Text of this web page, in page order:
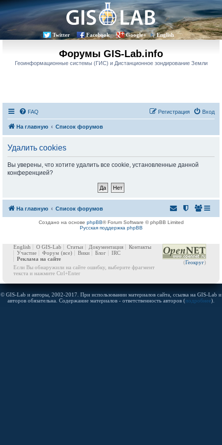
Twitter Facebook Google+ English
Форумы GIS-Lab.info
Геоинформационные системы (ГИС) и Дистанционное зондирование Земли
FAQ Вход
Регистрация
На главную Список форумов
Удалить cookies
Вы уверены, что хотите удалить все cookie, установленные данной
конференцией?
На главную Список форумов
Создано на основе phpBB® Forum Software © phpBB Limited
Русская поддержка phpBB
(Геокруг)
English О GIS-Lab Статьи Документация
Контакты
Участие
Форум (все) Вики Блог
IRC
Реклама на сайте
Если Вы обнаружили на сайте ошибку, выберите фрагмент
текста и нажмите Ctrl+Enter
© GIS-Lab и авторы, 2002-2017. При использовании материалов сайта, ссылка на GIS-Lab и
авторов обязательна. Содержание материалов - ответственность авторов (подробнее).